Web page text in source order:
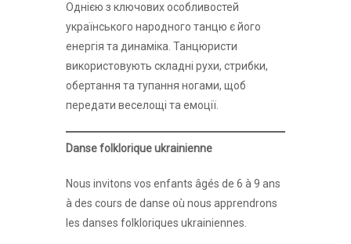
Однією з ключових особливостей
українського народного танцю є його
енергія та динаміка. Танцюристи
використовують складні рухи, стрибки,
обертання та тупання ногами, щоб
передати веселощі та емоції.
Danse folklorique ukrainienne
Nous invitons vos enfants âgés de 6 à 9 ans
à des cours de danse où nous apprendrons
les danses folkloriques ukrainiennes.